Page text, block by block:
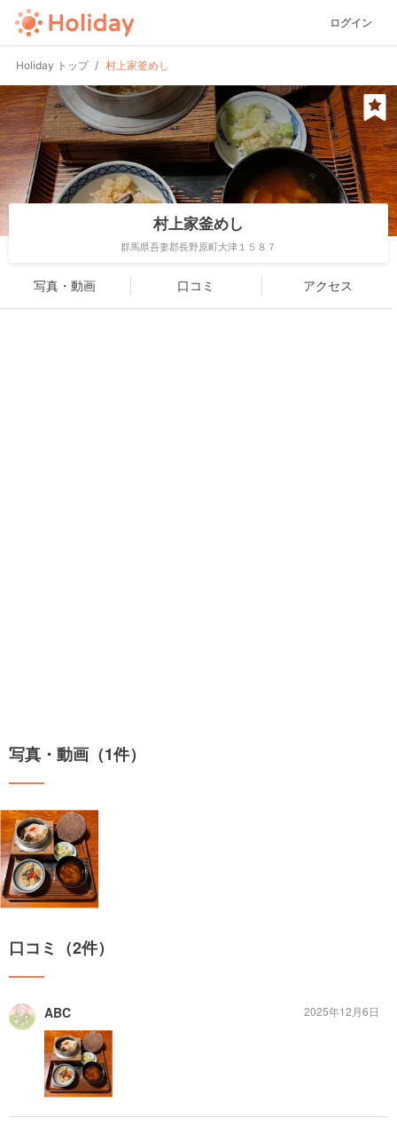
ログイン
Holiday トップ 村上家釜めし
村上家釜めし
群馬県吾妻郡長野原町大津１５８７
写真・動画 口コミ アクセス
写真・動画（1件）
口コミ（2件）
ABC 2025年12月6日